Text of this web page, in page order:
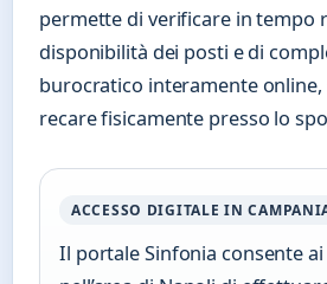
permette di verificare in tempo
disponibilità dei posti e di
burocratico interamente online,
recare fisicamente presso lo
ACCESSO DIGITALE IN
Il portale Sinfonia consente